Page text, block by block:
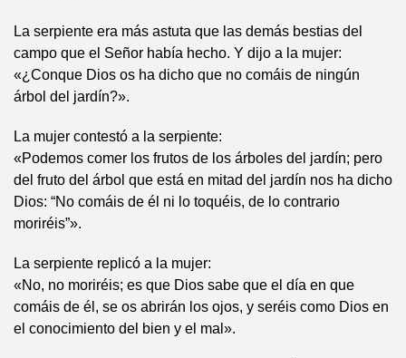
La serpiente era más astuta que las demás bestias del
campo que el Señor había hecho. Y dijo a la mujer:
«¿Conque Dios os ha dicho que no comáis de ningún
árbol del jardín?».
La mujer contestó a la serpiente:
«Podemos comer los frutos de los árboles del jardín; pero
del fruto del árbol que está en mitad del jardín nos ha dicho
Dios: “No comáis de él ni lo toquéis, de lo contrario
moriréis”».
La serpiente replicó a la mujer:
«No, no moriréis; es que Dios sabe que el día en que
comáis de él, se os abrirán los ojos, y seréis como Dios en
el conocimiento del bien y el mal».